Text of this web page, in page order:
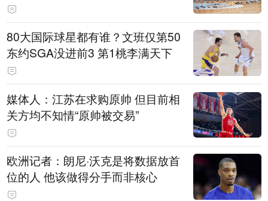
80大国际球星都有谁？文班仅第50
东约SGA没进前3 第1桃李满天下
媒体人：江苏在求购原帅 但目前相
关方均不知情“原帅被交易”
欧洲记者：朗尼·沃克是将数据放首
位的人 他该做得分手而非核心